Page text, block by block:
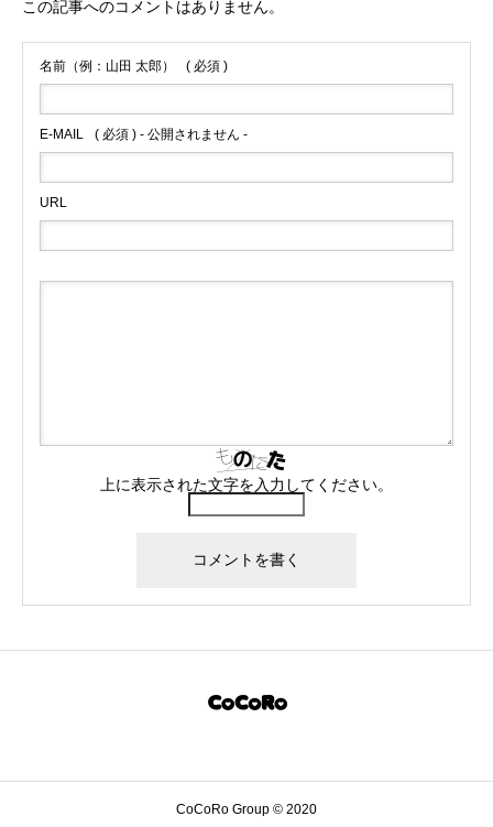
この記事へのコメントはありません。
名前（例：山田 太郎） ( 必須 )
E-MAIL ( 必須 ) - 公開されません -
URL
上に表示された文字を入力してください。
CoCoRo Group © 2020